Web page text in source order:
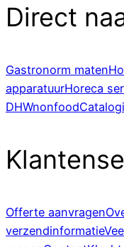
Direct
Gastronorm maten
apparatuurHoreca
DHWnonfood
Offerte aanvragen
verzendinformatie